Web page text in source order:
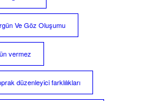
Ve Göz Oluşumu
vermez
düzenleyici farklılıkları